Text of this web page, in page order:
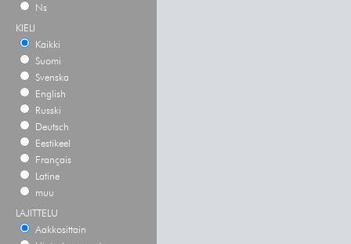
Ns
KIELI
Kaikki
Suomi
Svenska
English
Russki
Deutsch
Eestikeel
Français
Latine
muu
LAJITTELU
Aakkosittain